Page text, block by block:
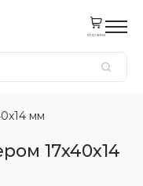
корзина
мм
17x40x14